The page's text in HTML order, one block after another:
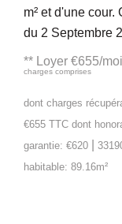
m² et d'une
du 2 Septembre
** Loyer €655/
charges comprises
dont charges
€655 TTC dont
garantie: €620
habitable: 89.16m²